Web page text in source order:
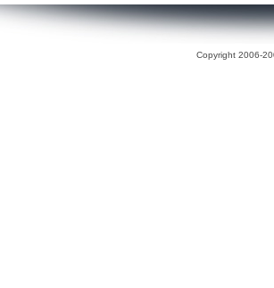
Copyright 2006-